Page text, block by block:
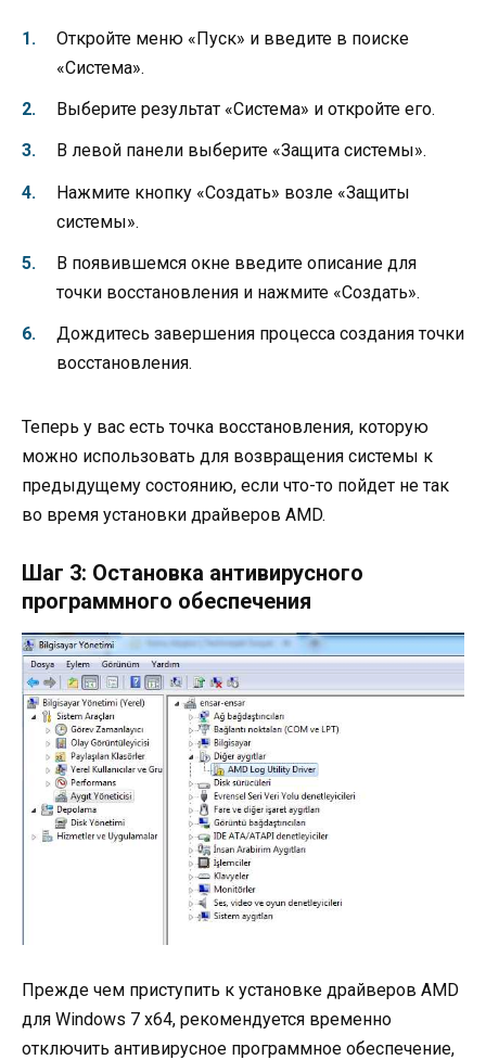
Откройте меню «Пуск» и введите в поиске
«Система».
Выберите результат «Система» и откройте его.
В левой панели выберите «Защита системы».
Нажмите кнопку «Создать» возле «Защиты
системы».
В появившемся окне введите описание для
точки восстановления и нажмите «Создать».
Дождитесь завершения процесса создания точки
восстановления.
Теперь у вас есть точка восстановления, которую
можно использовать для возвращения системы к
предыдущему состоянию, если что-то пойдет не так
во время установки драйверов AMD.
Шаг 3: Остановка антивирусного
программного обеспечения
Прежде чем приступить к установке драйверов AMD
для Windows 7 x64, рекомендуется временно
отключить антивирусное программное обеспечение,